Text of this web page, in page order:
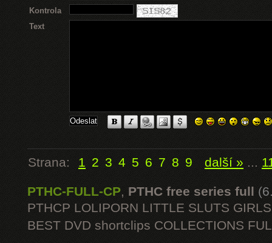
Kontrola
Text
Strana: 1 2 3 4 5 6 7 8 9 další » ...
PTHC-FULL-CP, PTHC free series full
PTHCP LOLIPORN LITTLE SLUTS
BEST DVD shortclips COLLECTIONS